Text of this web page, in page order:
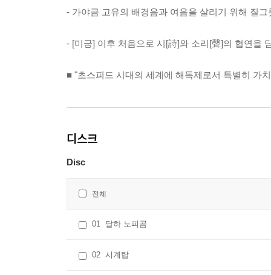
- 가야금 고유의 배경음과 여음을 살리기 위해 질
- [미궁] 이후 처음으로 시[詩]와 소리[聲]의 협연을
■ "초스피드 시대의 세계에 해독제로서 특별히 가
디스크
Disc
전체
01 달하 노피곰
02 시계탑